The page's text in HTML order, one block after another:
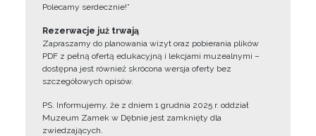
Polecamy serdecznie!”
Rezerwacje już trwają
Zapraszamy do planowania wizyt oraz pobierania plików
PDF z pełną ofertą edukacyjną i lekcjami muzealnymi –
dostępna jest również skrócona wersja oferty bez
szczegółowych opisów.
PS. Informujemy, że z dniem 1 grudnia 2025 r. oddział
Muzeum Zamek w Dębnie jest zamknięty dla
zwiedzających.